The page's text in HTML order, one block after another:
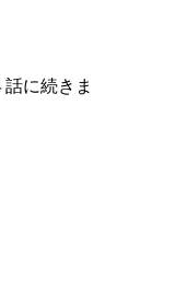
に続きま